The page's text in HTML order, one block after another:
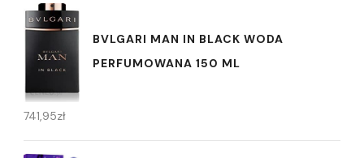
BVLGARI MAN IN BLACK WODA
PERFUMOWANA 150 ML
741,95zł